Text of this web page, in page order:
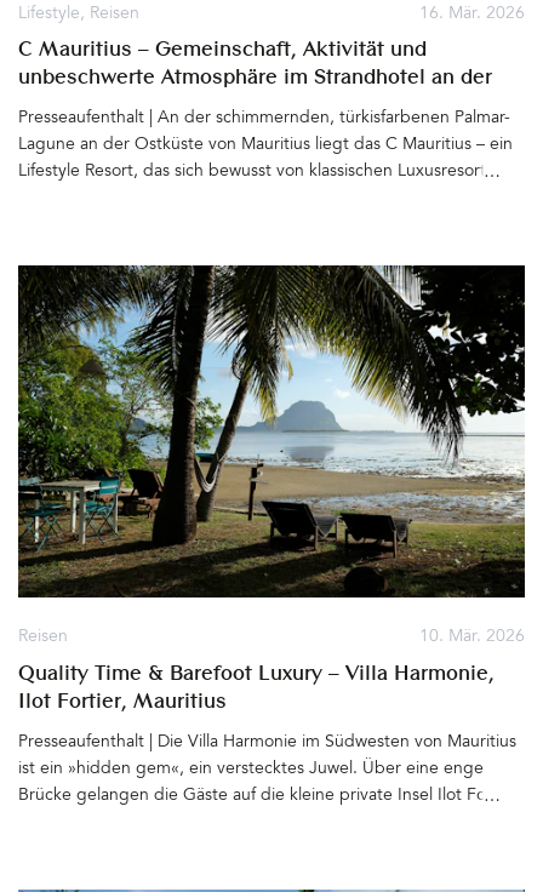
eine Brand der New Ventures GmbH aus Rehau in
Deutschland, Instagram&hellip
16. Mär. 2026
Lifestyle, Reisen
C Mauritius – Gemeinschaft, Aktivität und
unbeschwerte Atmosphäre im Strandhotel an der
Palmar-Lagune
Presseaufenthalt | An der schimmernden, türkisfarbenen Palmar-
Lagune an der Ostküste von Mauritius liegt das C Mauritius – ein
Lifestyle Resort, das sich bewusst von klassischen Luxusresorts der
10. Mär. 2026
Reisen
Quality Time & Barefoot Luxury – Villa Harmonie,
Ilot Fortier, Mauritius
Presseaufenthalt | Die Villa Harmonie im Südwesten von Mauritius
ist ein »hidden gem«, ein verstecktes Juwel. Über eine enge
Brücke gelangen die Gäste auf die kleine private Insel Ilot Fortier